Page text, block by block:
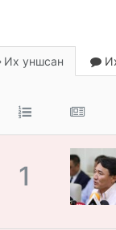
Их уншсан
1